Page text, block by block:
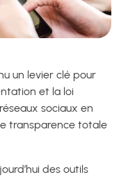
un levier clé pour
et la loi
sociaux en
transparence totale
des outils